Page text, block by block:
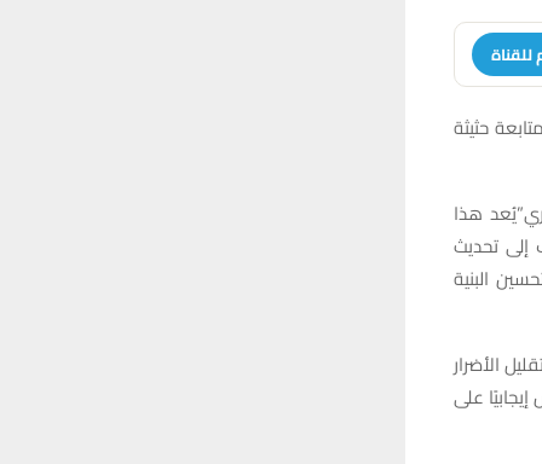
للقناة
حثيثة
هذا
إلى تحديث
البنية
الأضرار
على